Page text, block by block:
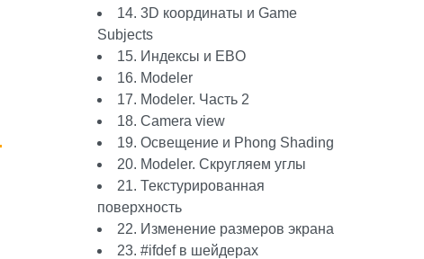
14. 3D координаты и Game
Subjects
15. Индексы и EBO
16. Modeler
17. Modeler. Часть 2
18. Camera view
19. Освещение и Phong Shading
20. Modeler. Скругляем углы
21. Текстурированная
поверхность
22. Изменение размеров экрана
23. #ifdef в шейдерах